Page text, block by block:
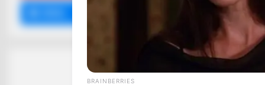
BRAINBERRIES